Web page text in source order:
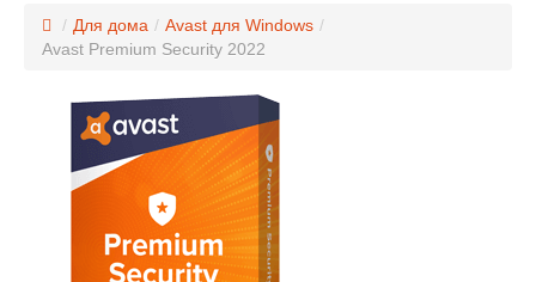
/ Для дома / Avast для Windows /
Avast Premium Security 2022